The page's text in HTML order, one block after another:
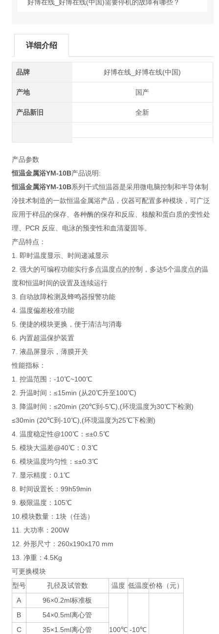
好博在线_好博在线(中国)需要停机的故障有哪些？
详细介绍
品牌 好博在线_好博在线(中国)
产地 国产
产品新旧 全新
产品参数
恒温金属浴YM-10B产品说明:
恒温金属浴YM-10B系列干式恒温器是采用微电脑控制和半导体制
冷技术制造的一款恒温金属浴产品，仪器可配置多种模块，可广泛
应用于样品的保存、各种酶的保存和反应、核酸和蛋白质的变性处
理、PCR 反应、电泳的预变性和血清凝固等。
产品特点：
1. 即时温度显示、时间递减显示
2. 强大的可编程功能实行多点温度点的控制，多达5个温度点的温
度和恒温时间的设置及连续运行
3. 自动故障检测及蜂鸣器报警功能
4. 温度偏差校准功能
5. 便捷的模块更换，便于清洁与消毒
6. 内置超温保护装置
7. 液晶屏显示，薄膜开关
性能指标：
1. 控温范围：-10℃~100℃
2. 升温时间：≤15min (从20℃升至100℃)
3. 降温时间：≤20min (20℃到-5℃),(环境温度为30℃下检测)
≤30min (20℃到-10℃),(环境温度为25℃下检测)
4. 温度稳定性@100℃：≤±0.5℃
5. 模块大温差@40℃：0.3℃
6. 模块温度均匀性：≤±0.3℃
7. 显示精度：0.1℃
8. 时间设置长：99h59min
9. 极限温度：105℃
10.模块数量：1块（任选）
11. 大功率：200W
12. 外形尺寸：260x190x170 mm
13. 净重：4.5Kg
可更换模块
型号
孔径及试管数 温度 低温度价格（元）
A
96×0.2ml标准板
100℃ -10℃
B
54×0.5ml离心管
C
35×1.5ml离心管